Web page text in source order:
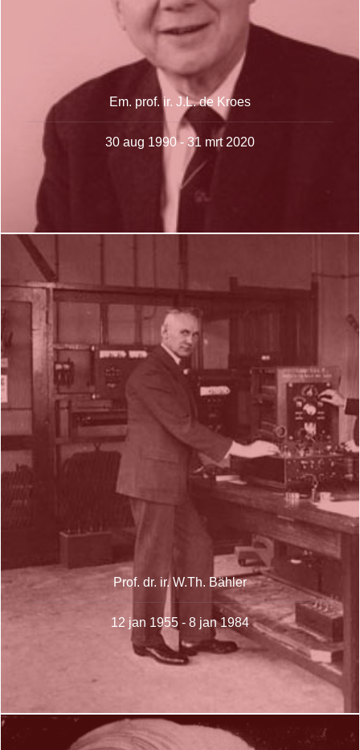
Em. prof. ir. J.L. de Kroes
30 aug 1990 - 31 mrt 2020
Prof. dr. ir. W.Th. Bähler
12 jan 1955 - 8 jan 1984